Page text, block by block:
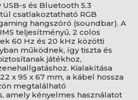
USB-s és Bluetooth 5.3
csatlakoztatható RGB
hangszóró (soundbar). A
teljesítményű, 2 colos
60 Hz és 20 kHz közötti
működnek, így tiszta és
játékhoz,
Kialakítása
x 95 x 67 mm, a kábel hossza
megtalálható
amely kényelmes használatot